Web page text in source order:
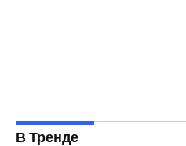
В Тренде